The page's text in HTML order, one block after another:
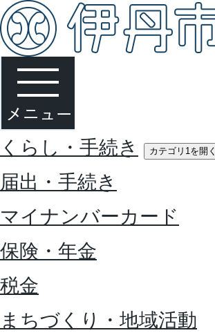
くらし・手続き カテゴリ1を開く
届出・手続き
マイナンバーカード
保険・年金
税金
まちづくり・地域活動